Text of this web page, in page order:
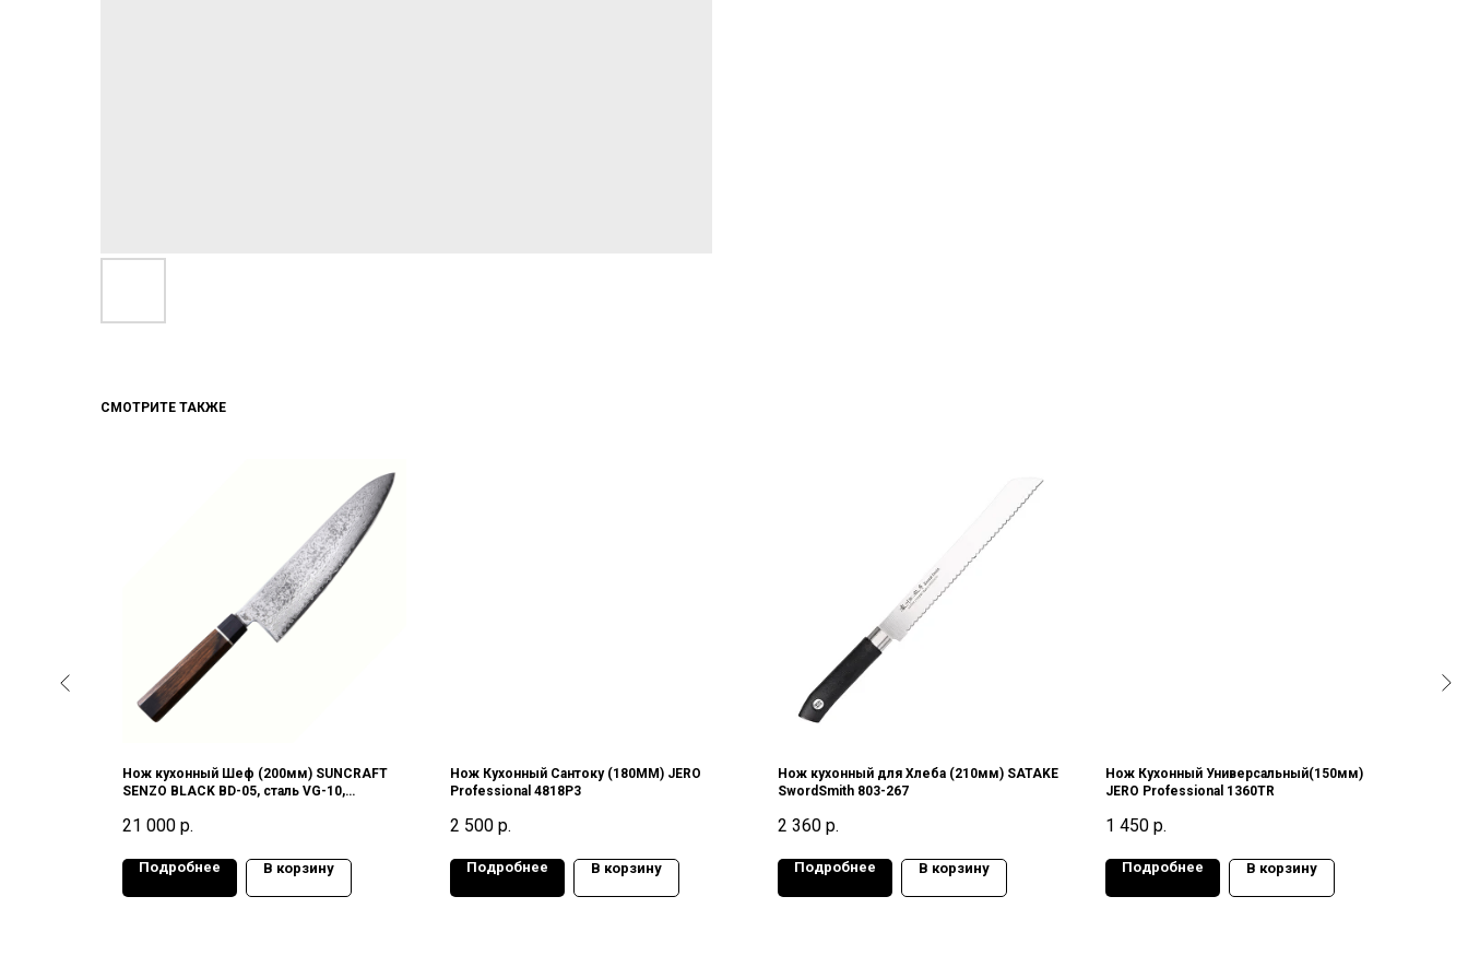
СМОТРИТЕ ТАКЖЕ
Нож кухонный Шеф (200мм) SUNCRAFT
SENZO BLACK BD-05, сталь VG-10,
Япония
21 000 р.
Подробнее В корзину
Нож Кухонный Сантоку (180ММ) JERO
Professional 4818P3
2 500 р.
Подробнее В корзину
Нож кухонный для Хлеба (210мм) SATAKE
SwordSmith 803-267
2 360 р.
Подробнее В корзину
Нож Кухонный Универсальный(150мм)
JERO Professional 1360TR
1 450 р.
Подробнее В корзину